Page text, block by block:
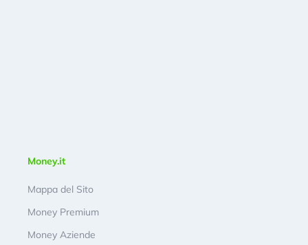
Money.it
Mappa del Sito
Money Premium
Money Aziende